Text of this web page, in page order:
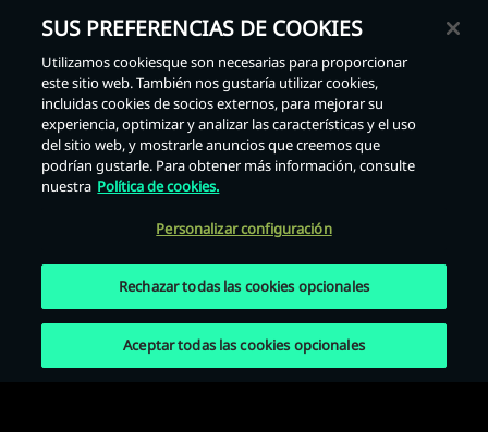
Atrás
SUS PREFERENCIAS DE COOKIES
Utilizamos cookiesque son necesarias para proporcionar
este sitio web. También nos gustaría utilizar cookies,
incluidas cookies de socios externos, para mejorar su
experiencia, optimizar y analizar las características y el uso
del sitio web, y mostrarle anuncios que creemos que
podrían gustarle. Para obtener más información, consulte
nuestra Política de cookies.
Personalizar configuración
Rechazar todas las cookies opcionales
Aceptar todas las cookies opcionales